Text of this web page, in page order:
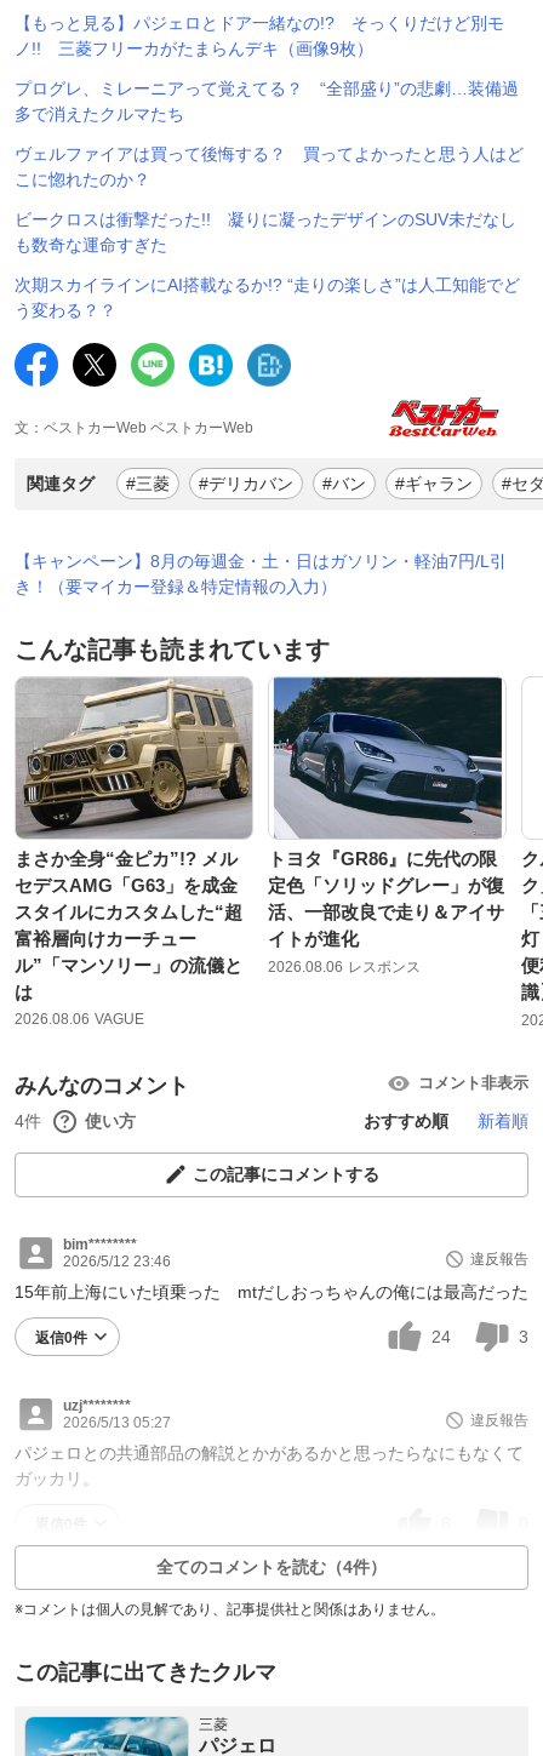
【もっと見る】パジェロとドア一緒なの!? そっくりだけど別モ
ノ!! 三菱フリーカがたまらんデキ（画像9枚）
プログレ、ミレーニアって覚えてる？ “全部盛り”の悲劇…装備過
多で消えたクルマたち
ヴェルファイアは買って後悔する？ 買ってよかったと思う人はど
こに惚れたのか？
ビークロスは衝撃だった!! 凝りに凝ったデザインのSUV未だなし
も数奇な運命すぎた
次期スカイラインにAI搭載なるか!? “走りの楽しさ”は人工知能でど
う変わる？？
文：ベストカーWeb ベストカーWeb
関連タグ #三菱 #デリカバン #バン #ギャラン #セ
【キャンペーン】8月の毎週金・土・日はガソリン・軽油7円/L引
き！（要マイカー登録＆特定情報の入力）
こんな記事も読まれています
まさか全身“金ピカ”!? メル
セデスAMG「G63」を成金
スタイルにカスタムした“超
富裕層向けカーチュー
ル”「マンソリー」の流儀と
は
2026.08.06 VAGUE
トヨタ『GR86』に先代の限
定色「ソリッドグレー」が復
活、一部改良で走り＆アイサ
イトが進化
2026.08.06 レスポンス
灯
便
識
みんなのコメント コメント非表示
4件 使い方 おすすめ順 新着順
この記事にコメントする
bim********
2026/5/12 23:46
違反報告
15年前上海にいた頃乗った mtだしおっちゃんの俺には最高だった
返信0件 24 3
uzj********
2026/5/13 05:27
違反報告
パジェロとの共通部品の解説とかがあるかと思ったらなにもなくて
ガッカリ。
全てのコメントを読む（4件）
※コメントは個人の見解であり、記事提供社と関係はありません。
この記事に出てきたクルマ
三菱
パジェロ